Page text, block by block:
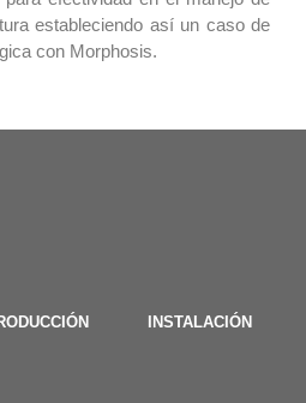
estableciendo así un caso de
con Morphosis.
INSTALACIÓN